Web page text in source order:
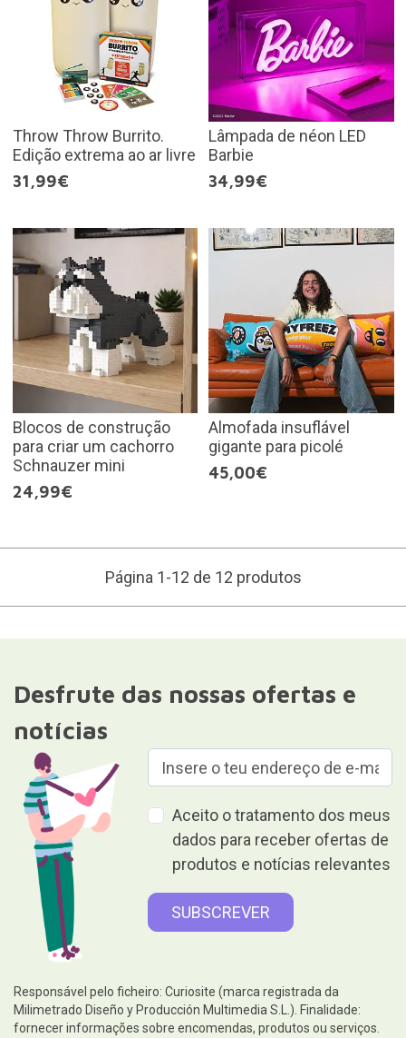
Throw Throw Burrito.
Edição extrema ao ar livre
31,99€
Lâmpada de néon LED
Barbie
34,99€
Blocos de construção
para criar um cachorro
Schnauzer mini
24,99€
Almofada insuflável
gigante para picolé
45,00€
Página 1-12 de 12 produtos
Desfrute das nossas ofertas e
notícias
Aceito o tratamento dos meus
dados para receber ofertas de
produtos e notícias relevantes
Responsável pelo ficheiro: Curiosite (marca registrada da
Milimetrado Diseño y Producción Multimedia S.L.). Finalidade:
fornecer informações sobre encomendas, produtos ou serviços.